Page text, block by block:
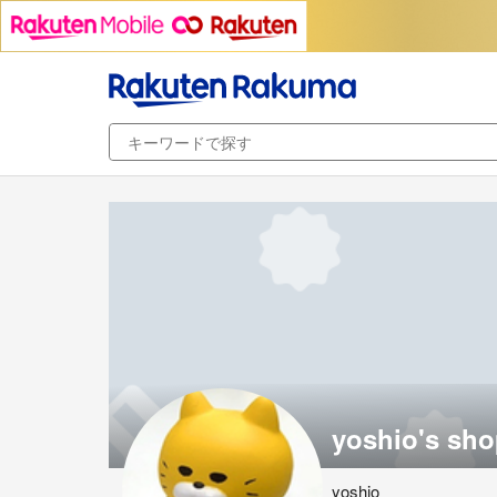
yoshio's
yoshio